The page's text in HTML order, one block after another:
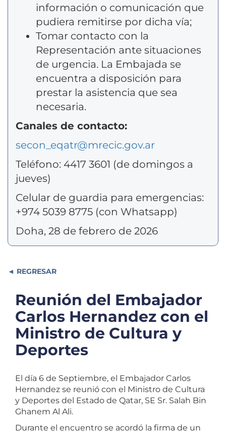
información o comunicación que
pudiera remitirse por dicha vía;
Tomar contacto con la
Representación ante situaciones
de urgencia. La Embajada se
encuentra a disposición para
prestar la asistencia que sea
necesaria.
Canales de contacto:
secon_eqatr@mrecic.gov.ar
Teléfono: 4417 3601 (de domingos a
jueves)
Celular de guardia para emergencias:
+974 5039 8775 (con Whatsapp)
Doha, 28 de febrero de 2026
REGRESAR
Reunión del Embajador
Carlos Hernandez con el
Ministro de Cultura y
Deportes
El día 6 de Septiembre, el Embajador Carlos
Hernandez se reunió con el Ministro de Cultura
y Deportes del Estado de Qatar, SE Sr. Salah Bin
Ghanem Al Ali.
Durante el encuentro se acordó la firma de un